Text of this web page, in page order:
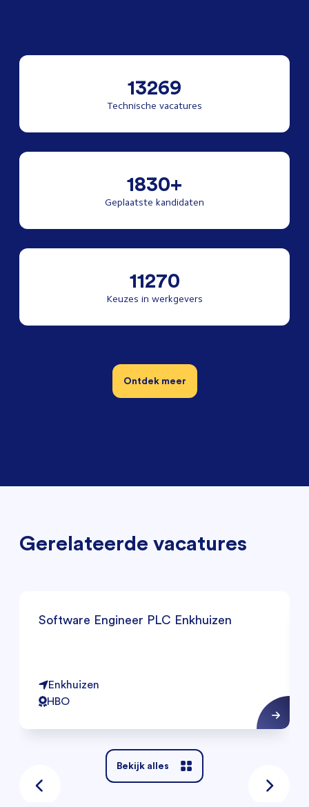
13269
Technische vacatures
1830+
Geplaatste kandidaten
11270
Keuzes in werkgevers
Ontdek meer
Gerelateerde vacatures
Software Engineer PLC Enkhuizen
Enkhuizen
HBO
Bekijk alles